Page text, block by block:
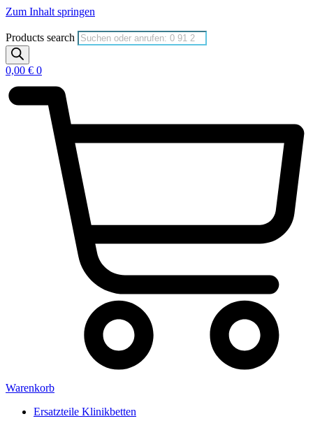
Zum Inhalt springen
Products search
0,00 € 0
Warenkorb
Ersatzteile Klinikbetten